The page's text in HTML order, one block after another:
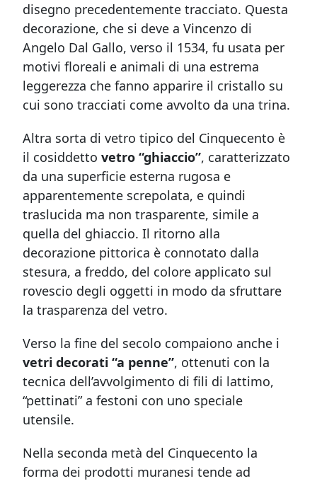
disegno precedentemente tracciato. Questa
decorazione, che si deve a Vincenzo di
Angelo Dal Gallo, verso il 1534, fu usata per
motivi floreali e animali di una estrema
leggerezza che fanno apparire il cristallo su
cui sono tracciati come avvolto da una trina.
Altra sorta di vetro tipico del Cinquecento è
il cosiddetto vetro “ghiaccio”, caratterizzato
da una superficie esterna rugosa e
apparentemente screpolata, e quindi
traslucida ma non trasparente, simile a
quella del ghiaccio. Il ritorno alla
decorazione pittorica è connotato dalla
stesura, a freddo, del colore applicato sul
rovescio degli oggetti in modo da sfruttare
la trasparenza del vetro.
Verso la fine del secolo compaiono anche i
vetri decorati “a penne”, ottenuti con la
tecnica dell’avvolgimento di fili di lattimo,
“pettinati” a festoni con uno speciale
utensile.
Nella seconda metà del Cinquecento la
forma dei prodotti muranesi tende ad